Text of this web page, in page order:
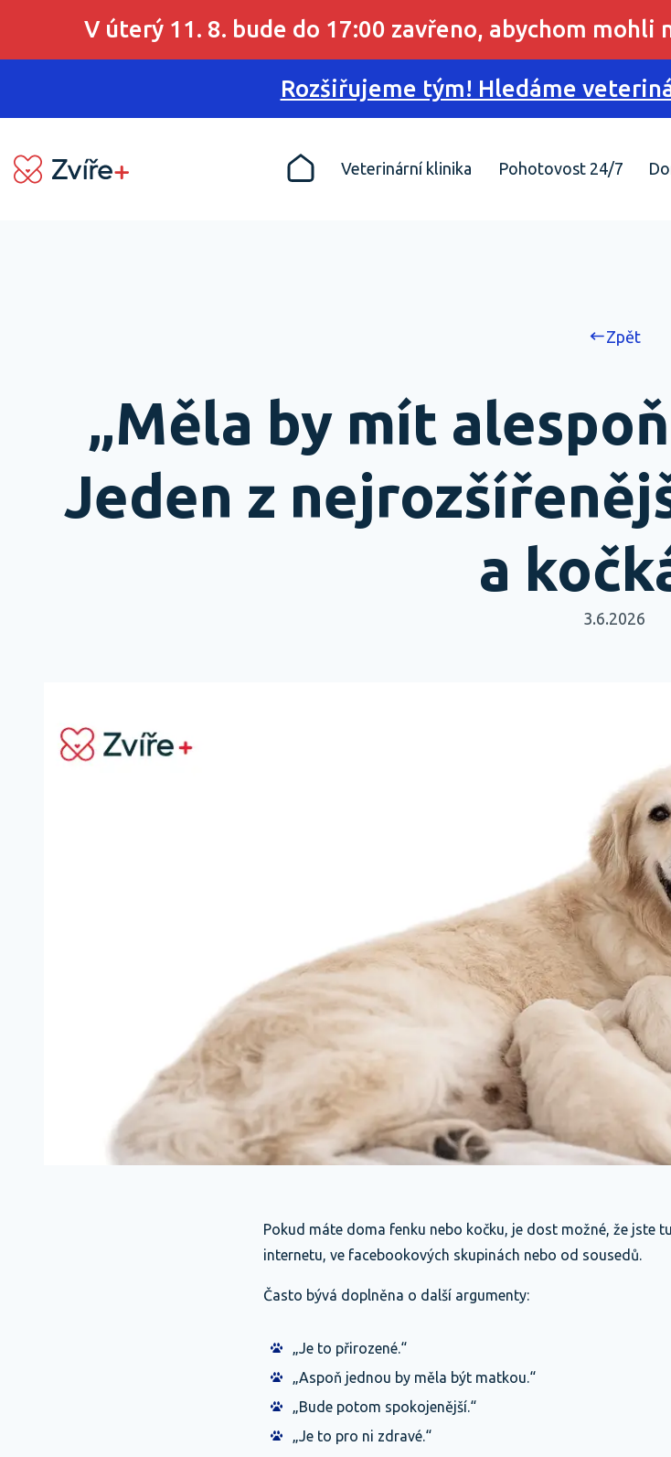
V úterý 11. 8. bude do 17:00 zavřeno, abychom
Rozšiřujeme tým! Hledáme
Veterinární klinika Pohotovost 24/7
Zpět
„Měla by mít
Jeden z
a
3.6.2026
Pokud máte doma fenku nebo kočku, je dost možné, že jste
internetu, ve facebookových skupinách nebo od sousedů.
Často bývá doplněna o další argumenty:
„Je to přirozené.“
„Aspoň jednou by měla být matkou.“
„Bude potom spokojenější.“
„Je to pro ni zdravé.“